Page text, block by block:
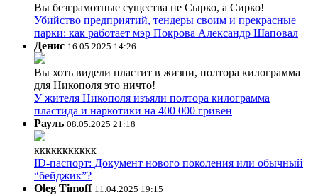
Вы безграмотные существа не Сырко, а Сирко!
Убийство предприятий, тендеры своим и прекрасные
парки: как работает мэр Покрова Александр Шаповал
Денис 16.05.2025 14:26
Вы хоть видели пластит в жизни, полтора килограмма
для Никополя это ничто!
У жителя Никополя изъяли полтора килограмма
пластида и наркотики на 400 000 гривен
Рауль 08.05.2025 21:18
ккккккккккк
ID-паспорт: Документ нового поколения или обычный
“бейджик”?
Oleg Timoff 11.04.2025 19:15